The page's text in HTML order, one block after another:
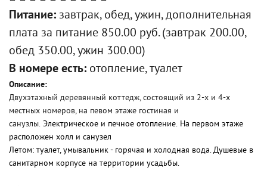
Питание: завтрак, обед, ужин, дополнительная
плата за питание 850.00 руб. (завтрак 200.00,
обед 350.00, ужин 300.00)
В номере есть: отопление, туалет
Описание:
Двухэтахный деревянный коттедж, состоящий из 2-х и 4-х
местных номеров, на певом этаже гостиная и
санузлы. Электрическое и печное отопление. На первом этаже
расположен холл и санузел
Летом: туалет, умывальник - горячая и холодная вода. Душевые в
санитарном корпусе на территории усадьбы.